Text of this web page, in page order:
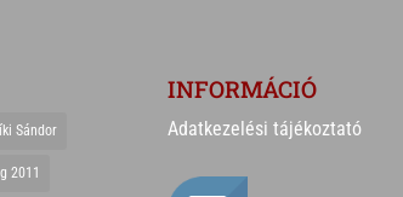
Sándor
2011
INFORMÁCIÓ
Adatkezelési tájékoztató